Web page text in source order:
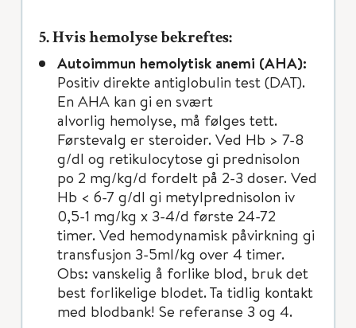
5. Hvis hemolyse bekreftes:
Autoimmun hemolytisk anemi (AHA):
Positiv direkte antiglobulin test (DAT).
En AHA kan gi en svært
alvorlig hemolyse, må følges tett.
Førstevalg er steroider. Ved Hb > 7-8
g/dl og retikulocytose gi prednisolon
po 2 mg/kg/d fordelt på 2-3 doser. Ved
Hb < 6-7 g/dl gi metylprednisolon iv
0,5-1 mg/kg x 3-4/d første 24-72
timer. Ved hemodynamisk påvirkning gi
transfusjon 3-5ml/kg over 4 timer.
Obs: vanskelig å forlike blod, bruk det
best forlikelige blodet. Ta tidlig kontakt
med blodbank! Se referanse 3 og 4.